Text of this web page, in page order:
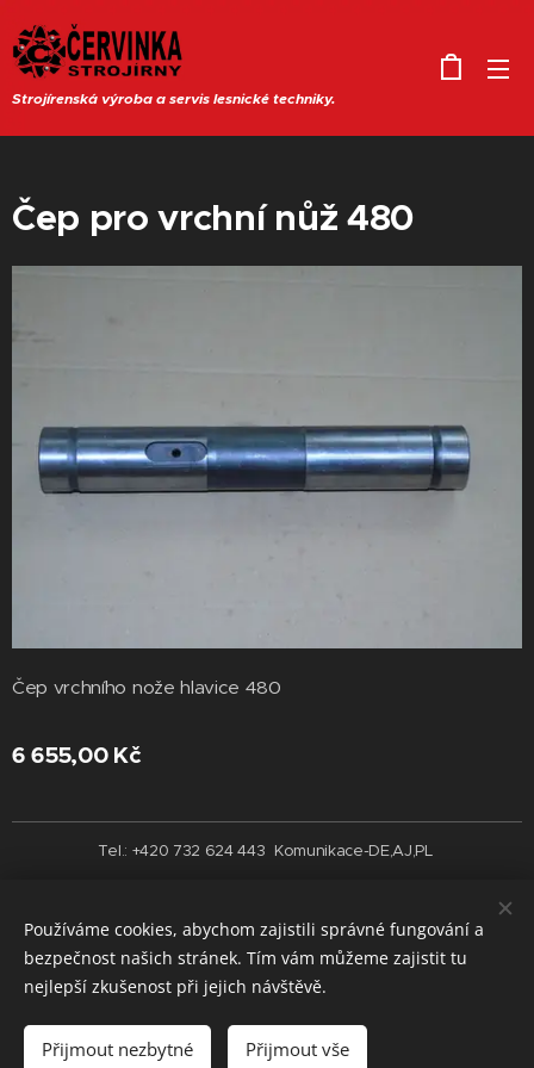
Strojírenská výroba a servis lesnické techniky.
Čep pro vrchní nůž 480
Čep vrchního nože hlavice 480
6 655,00Kč
Do košíku
Tel.: +420 732 624 443 Komunikace-DE,AJ,PL
Jazyky
Čeština
English
Používáme cookies, abychom zajistili správné fungování a
bezpečnost našich stránek. Tím vám můžeme zajistit tu
nejlepší zkušenost při jejich návštěvě.
Přijmout nezbytné Přijmout vše